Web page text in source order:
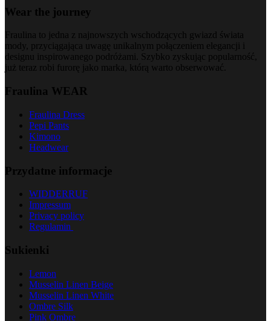
Wear the journey
Fraulina to jedna z najnowszych wschodzących gwiazd świata
mody, przyciągająca uwagę unikalnym połączeniem elegancji i
designu inspirowanego podróżami. Szybko zyskując popularność,
już teraz robi furorę jako marka, którą warto obserwować.
Fraulina WEAR
Fraulina Dress
Pepi Pants
Kimono
Headwear
Przydatne informacje
WIDDERRUF
Impressum
Privacy policy
Regulamin
Sukienki
Lemon
Musselin Linen Beige
Musselin Linen White
Ombre Silk
Pink Ombre